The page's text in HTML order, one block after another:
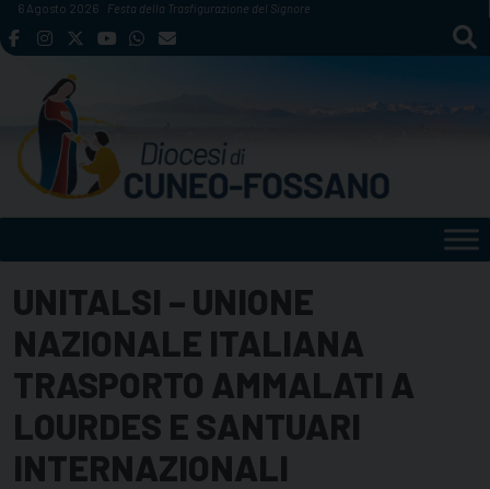
Skip
to
6 Agosto 2026 Festa della Trasfigurazione del Signore
UNITALSI – UNIONE
NAZIONALE ITALIANA
TRASPORTO AMMALATI A
LOURDES E SANTUARI
INTERNAZIONALI